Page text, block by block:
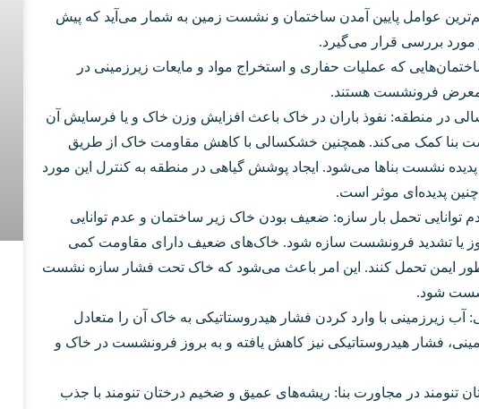
عوامل پایین آمدن ساختمان و نشست زمین به شمار می‌آید که پیش
مورد بررسی قرار می‌گیرد.
که عملیات حفاری و استخراج مواد و مایعات زیرزمینی در
معرض فرونشست هستند.
در منطقه: نفوذ باران در خاک باعث افزایش وزن خاک و یا فرسایش آن
بنا کمک می‌کند. همچنین خشکسالی با کاهش مقاومت خاک از طریق
پدیده نشست بناها می‌شود. ایجاد پوشش گیاهی در منطقه به کنترل این مورد
پدیده‌ای موثر است.
تحمل بار سازه: ضعیف بودن خاک زیر ساختمان و عدم توانایی
یا تشدید فرونشست سازه شود. خاک‌های ضعیف دارای مقاومت کمی
طور ایمن تحمل کنند. این امر باعث می‌شود که خاک تحت فشار سازه نشست
شود.
آب‌ زیرزمینی با وارد کردن فشار هیدروستاتیکی به خاک آن را متعادل
فشار هیدروستاتیکی نیز کاهش یافته و به بروز فرونشست در خاک و
تنومند در مجاورت بنا: ریشه‌های عمیق و ضخیم درختان تنومند با جذب